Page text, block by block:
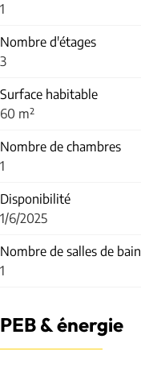
1
Nombre d'étages
3
Surface habitable
60 m²
Nombre de chambres
1
Disponibilité
1/6/2025
Nombre de salles de bain
1
PEB & énergie